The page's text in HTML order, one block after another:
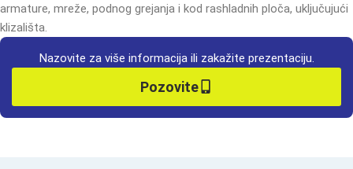
armature, mreže, podnog grejanja i kod rashladnih ploča, uključujući
klizališta.
Nazovite za više informacija ili zakažite prezentaciju.
Pozovite